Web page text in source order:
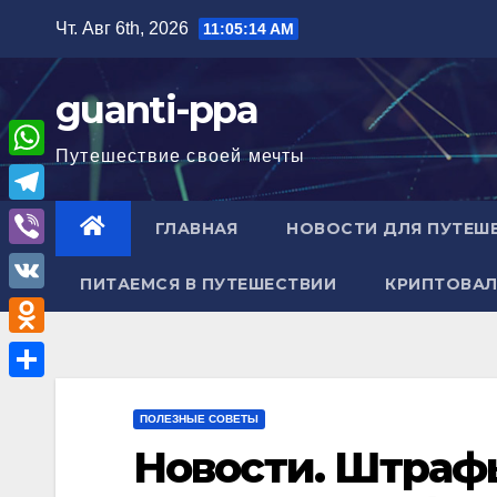
содержимому
Чт. Авг 6th, 2026 11:05:16 AM
guanti-ppa
Путешествие своей мечты
ГЛАВНАЯ НОВОСТИ ДЛЯ
ПИТАЕМСЯ В ПУТЕШЕСТВИИ
ПОЛЕЗНЫЕ СОВЕТЫ
Новости.
W
h
a
A
T
e
l
e
g
V
i
b
e
V
K
O